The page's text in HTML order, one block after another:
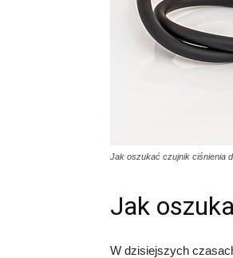
Jak oszukać czujnik ciśnienia
Jak
W dzisiejszych